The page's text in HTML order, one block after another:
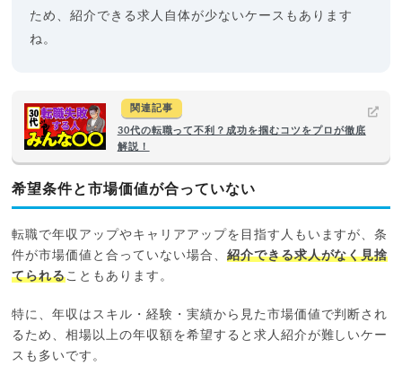
ため、紹介できる求人自体が少ないケースもあります
ね。
関連記事
30代の転職って不利？成功を掴むコツをプロが徹底
解説！
希望条件と市場価値が合っていない
転職で年収アップやキャリアアップを目指す人もいますが、条
件が市場価値と合っていない場合、 紹介できる求人がなく見捨
てられることもあります。
特に、年収はスキル・経験・実績から見た市場価値で判断され
るため、相場以上の年収額を希望すると求人紹介が難しいケー
スも多いです。